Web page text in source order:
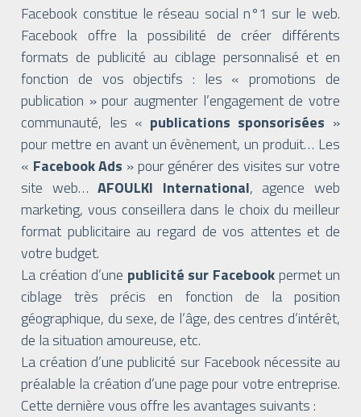
Facebook constitue le réseau social n°1 sur le web.
Facebook offre la possibilité de créer différents
formats de publicité au ciblage personnalisé et en
fonction de vos objectifs : les « promotions de
publication » pour augmenter l’engagement de votre
communauté, les « publications sponsorisées »
pour mettre en avant un évènement, un produit… Les
« Facebook Ads » pour générer des visites sur votre
site web…AFOULKI International, agence web
marketing, vous conseillera dans le choix du meilleur
format publicitaire au regard de vos attentes et de
votre budget.
La création d’une publicité sur Facebookpermet un
ciblage très précis en fonction de la position
géographique, du sexe, de l’âge, des centres d’intérêt,
de la situation amoureuse, etc.
La création d’une publicité sur Facebook nécessite au
préalable la création d’une page pour votre entreprise.
Cette dernière vous offre les avantages suivants :